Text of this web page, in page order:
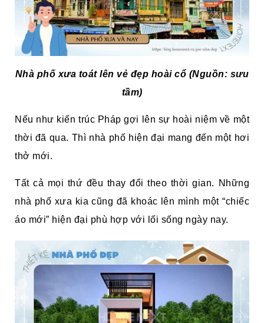
Nhà phố xưa toát lên vẻ đẹp hoài cổ (Nguồn: sưu
tầm)
Nếu như kiến trúc Pháp gợi lên sự hoài niệm về một
thời đã qua. Thì nhà phố hiện đại mang đến một hơi
thở mới.
Tất cả mọi thứ đều thay đổi theo thời gian. Những
nhà phố xưa kia cũng đã khoác lên mình một “chiếc
áo mới” hiện đại phù hợp với lối sống ngày nay.